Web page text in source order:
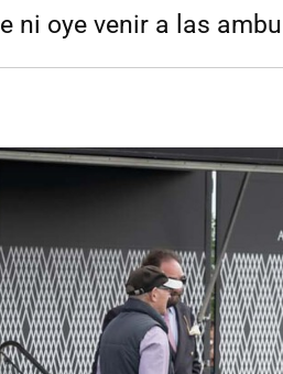
ni oye venir a las